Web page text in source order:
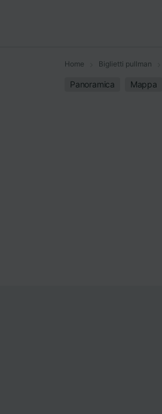
Home Biglietti pullman
Panoramica Mappa